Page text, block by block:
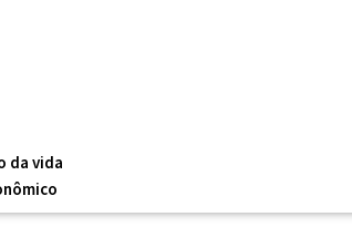
da vida